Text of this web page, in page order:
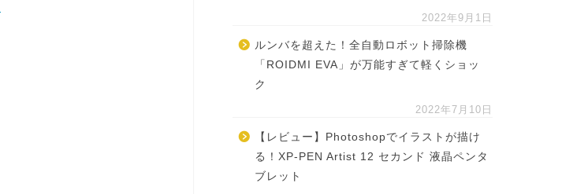
2022年9月1日
ルンバを超えた！全自動ロボット掃除機
「ROIDMI EVA」が万能すぎて軽くショッ
ク
2022年7月10日
【レビュー】Photoshopでイラストが描け
る！XP-PEN Artist 12 セカンド 液晶ペンタ
ブレット